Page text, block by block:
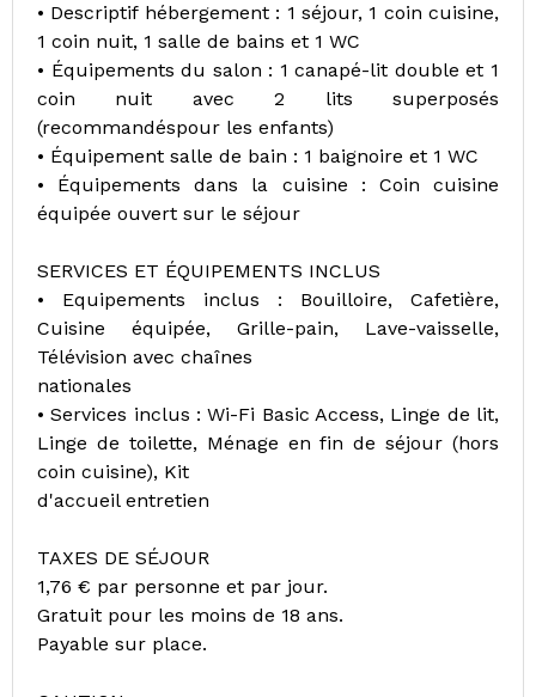
• Descriptif hébergement : 1 séjour, 1 coin cuisine,
1 coin nuit, 1 salle de bains et 1 WC
• Équipements du salon : 1 canapé-lit double et 1
coin nuit avec 2 lits superposés
(recommandéspour les enfants)
• Équipement salle de bain : 1 baignoire et 1 WC
• Équipements dans la cuisine : Coin cuisine
équipée ouvert sur le séjour
SERVICES ET ÉQUIPEMENTS INCLUS
• Equipements inclus : Bouilloire, Cafetière,
Cuisine équipée, Grille-pain, Lave-vaisselle,
Télévision avec chaînes
nationales
• Services inclus : Wi-Fi Basic Access, Linge de lit,
Linge de toilette, Ménage en fin de séjour (hors
coin cuisine), Kit
d'accueil entretien
TAXES DE SÉJOUR
1,76 € par personne et par jour.
Gratuit pour les moins de 18 ans.
Payable sur place.